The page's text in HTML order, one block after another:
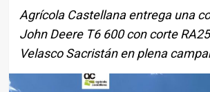
Agrícola Castellana entrega una
John Deere T6 600 con corte
Velasco Sacristán en plena